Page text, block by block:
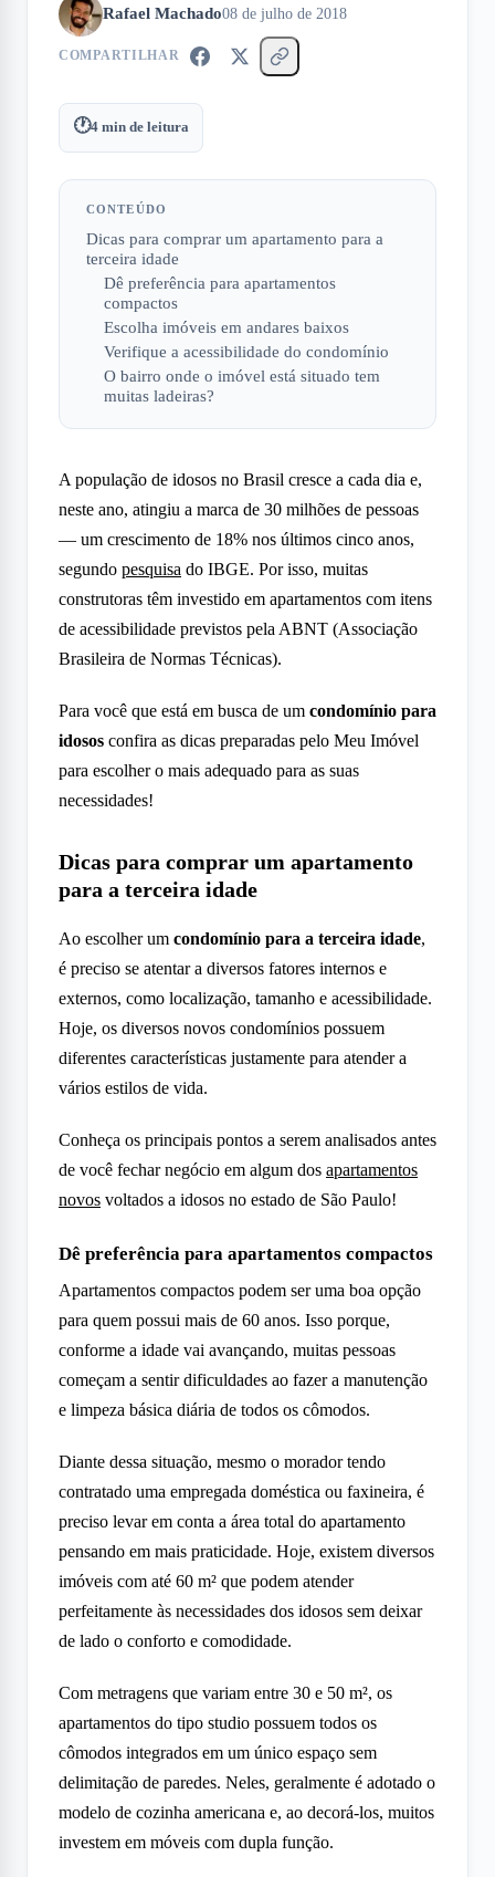
Rafael Machado08 de julho de 2018
COMPARTILHAR
🕐4 min de leitura
CONTEÚDO
Dicas para comprar um apartamento para a
terceira idade
Dê preferência para apartamentos
compactos
Escolha imóveis em andares baixos
Verifique a acessibilidade do condomínio
O bairro onde o imóvel está situado tem
muitas ladeiras?
A população de idosos no Brasil cresce a cada dia e,
neste ano, atingiu a marca de 30 milhões de pessoas
— um crescimento de 18% nos últimos cinco anos,
segundo pesquisa do IBGE. Por isso, muitas
construtoras têm investido em apartamentos com itens
de acessibilidade previstos pela ABNT (Associação
Brasileira de Normas Técnicas).
Para você que está em busca de um condomínio para
idosos confira as dicas preparadas pelo Meu Imóvel
para escolher o mais adequado para as suas
necessidades!
Dicas para comprar um apartamento
para a terceira idade
Ao escolher um condomínio para a terceira idade,
é preciso se atentar a diversos fatores internos e
externos, como localização, tamanho e acessibilidade.
Hoje, os diversos novos condomínios possuem
diferentes características justamente para atender a
vários estilos de vida.
Conheça os principais pontos a serem analisados antes
de você fechar negócio em algum dos apartamentos
novos voltados a idosos no estado de São Paulo!
Dê preferência para apartamentos compactos
Apartamentos compactos podem ser uma boa opção
para quem possui mais de 60 anos. Isso porque,
conforme a idade vai avançando, muitas pessoas
começam a sentir dificuldades ao fazer a manutenção
e limpeza básica diária de todos os cômodos.
Diante dessa situação, mesmo o morador tendo
contratado uma empregada doméstica ou faxineira, é
preciso levar em conta a área total do apartamento
pensando em mais praticidade. Hoje, existem diversos
imóveis com até 60 m² que podem atender
perfeitamente às necessidades dos idosos sem deixar
de lado o conforto e comodidade.
Com metragens que variam entre 30 e 50 m², os
apartamentos do tipo studio possuem todos os
cômodos integrados em um único espaço sem
delimitação de paredes. Neles, geralmente é adotado o
modelo de cozinha americana e, ao decorá-los, muitos
investem em móveis com dupla função.